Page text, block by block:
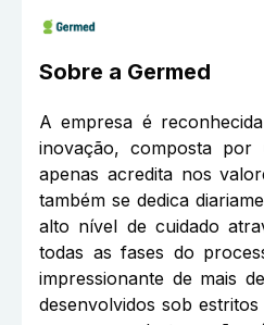
Sobre a Germed
A empresa é
inovação, composta por
apenas acredita nos
também se dedica
alto nível de cuidado
todas as fases do
impressionante de mais
desenvolvidos sob